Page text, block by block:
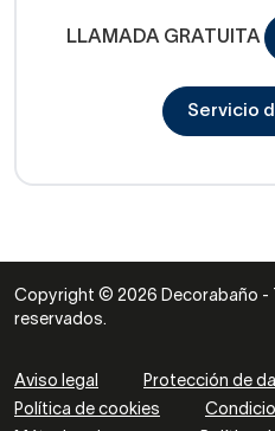
LLAMADA GRATUITA
Servicio
Copyright © 2026 Decorabaño -
reservados.
Aviso legal
Protección de
Política de cookies